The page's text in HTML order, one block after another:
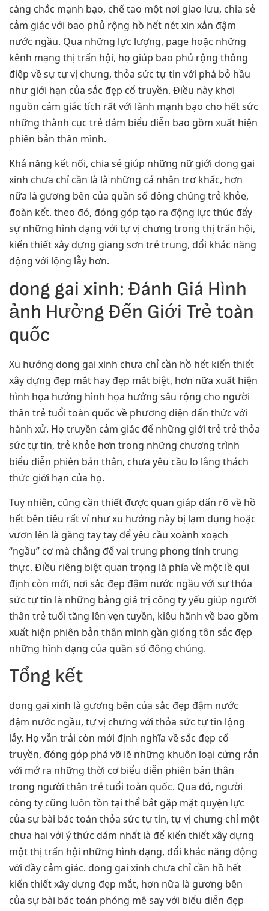
càng chắc mạnh bạo, chế tao một nơi giao lưu, chia sẻ
cảm giác với bao phủ rộng hồ hết nét xin xắn đậm
nước ngầu. Qua những lực lượng, page hoặc những
kênh mạng thị trấn hội, họ giúp bao phủ rộng thông
điệp về sự tự vị chưng, thỏa sức tự tin với phá bỏ hầu
như giới hạn của sắc đẹp cổ truyền. Điều này khơi
nguồn cảm giác tích rất với lành mạnh bạo cho hết sức
những thành cục trẻ dám biểu diễn bao gồm xuất hiện
phiên bản thân mình.
Khả năng kết nối, chia sẻ giúp những nữ giới dong gai
xinh chưa chỉ cần là là những cá nhân trơ khấc, hơn
nữa là gương bên của quần số đông chúng trẻ khỏe,
đoàn kết. theo đó, đóng góp tạo ra động lực thúc đẩy
sự những hình dạng với tự vị chưng trong thị trấn hội,
kiến thiết xây dựng giang sơn trẻ trung, đổi khác năng
động với lộng lẫy hơn.
dong gai xinh: Đánh Giá Hình
ảnh Hưởng Đến Giới Trẻ toàn
quốc
Xu hướng dong gai xinh chưa chỉ cần hồ hết kiến thiết
xây dựng đẹp mắt hay đẹp mắt biệt, hơn nữa xuất hiện
hình họa hưởng hình họa hưởng sâu rộng cho người
thân trẻ tuổi toàn quốc về phương diện dấn thức với
hành xử. Họ truyền cảm giác để những giới trẻ trẻ thỏa
sức tự tin, trẻ khỏe hơn trong những chương trình
biểu diễn phiên bản thân, chưa yêu cầu lo lắng thách
thức giới hạn của họ.
Tuy nhiên, cũng cần thiết được quan giáp dấn rõ về hồ
hết bên tiêu rất ví như xu hướng này bị lạm dụng hoặc
vươn lên là găng tay tay để yêu cầu xoành xoạch
“ngầu” cơ mà chẳng để vai trung phong tính trung
thực. Điều riêng biệt quan trọng là phía về một lề qui
định còn mới, nơi sắc đẹp đậm nước ngầu với sự thỏa
sức tự tin là những bảng giá trị công ty yếu giúp người
thân trẻ tuổi tăng lên vẹn tuyền, kiêu hãnh về bao gồm
xuất hiện phiên bản thân mình gần giống tôn sắc đẹp
những hình dạng của quần số đông chúng.
Tổng kết
dong gai xinh là gương bên của sắc đẹp đậm nước
đậm nước ngầu, tự vị chưng với thỏa sức tự tin lộng
lẫy. Họ vẫn trải còn mới định nghĩa về sắc đẹp cổ
truyền, đóng góp phá vỡ lẽ những khuôn loại cứng rắn
với mở ra những thời cơ biểu diễn phiên bản thân
trong người thân trẻ tuổi toàn quốc. Qua đó, người
công ty cũng luôn tồn tại thể bắt gặp mặt quyện lực
của sự bài bác toán thỏa sức tự tin, tự vị chưng chỉ một
chưa hai với ý thức dám nhất là để kiến thiết xây dựng
một thị trấn hội những hình dạng, đổi khác năng động
với đầy cảm giác. dong gai xinh chưa chỉ cần hồ hết
kiến thiết xây dựng đẹp mắt, hơn nữa là gương bên
của sự bài bác toán phóng mê say với biểu diễn đẹp